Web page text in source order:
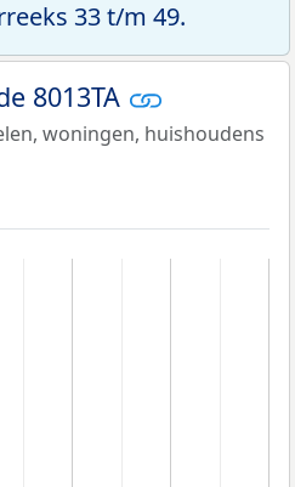
33 t/m 49.
8013TA
woningen, huishoudens